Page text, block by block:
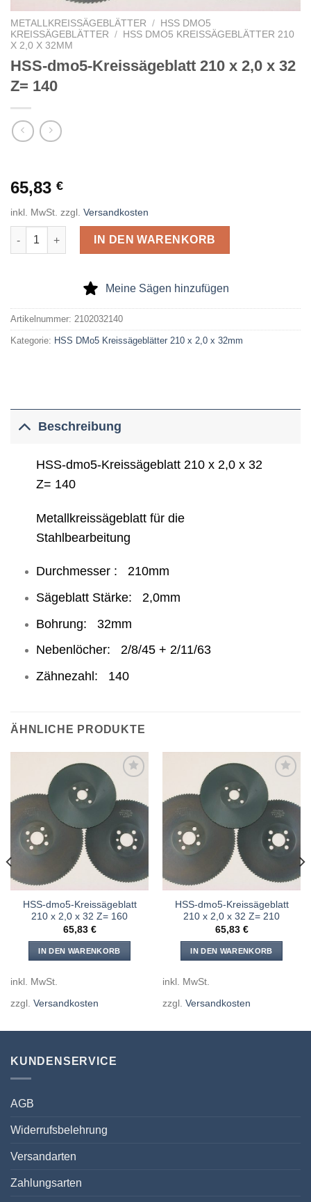
METALLKREISSÄGEBLÄTTER / HSS DMO5
KREISSÄGEBLÄTTER
/ HSS DMO5 KREISSÄGEBLÄTTER 210
X 2,0 X 32MM
HSS-dmo5-Kreissägeblatt 210 x 2,0 x 32
Z= 140
65,83 €
inkl. MwSt. zzgl. Versandkosten
HSS-dmo5-Kreissägeblatt 210 x 2,0 x 32 Z= 140 Menge
IN DEN WARENKORB
Meine Sägen hinzufügen
Artikelnummer: 2102032140
Kategorie: HSS DMo5 Kreissägeblätter 210 x 2,0 x 32mm
Beschreibung
HSS-dmo5-Kreissägeblatt 210 x 2,0 x 32
Z= 140
Metallkreissägeblatt für die
Stahlbearbeitung
Durchmesser : 210mm
Sägeblatt Stärke: 2,0mm
Bohrung: 32mm
Nebenlöcher: 2/8/45 + 2/11/63
Zähnezahl: 140
ÄHNLICHE PRODUKTE
Meine
hinzufügen
HSS-dmo5-Kreissägeblatt
210 x 2,0 x 32 Z= 160
65,83 €
IN DEN WARENKORB
inkl. MwSt.
zzgl. Versandkosten
Meine
hinzufügen
HSS-dmo5-Kreissägeblatt
210 x 2,0 x 32 Z= 210
65,83 €
IN DEN WARENKORB
inkl. MwSt.
zzgl. Versandkosten
KUNDENSERVICE
AGB
Widerrufsbelehrung
Versandarten
Zahlungsarten